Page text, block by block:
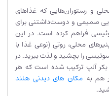
و رستوران‌هایی که غذاهای
صمیمی و دوست‌داشتنی برای
فراهم کرده است. در این
محلی، روتی (نوعی غذا با
را بچشید و لذت ببرید. در
بکر آلپ ترکیب شده است که هر
هم به مکان های دیدنی هلند